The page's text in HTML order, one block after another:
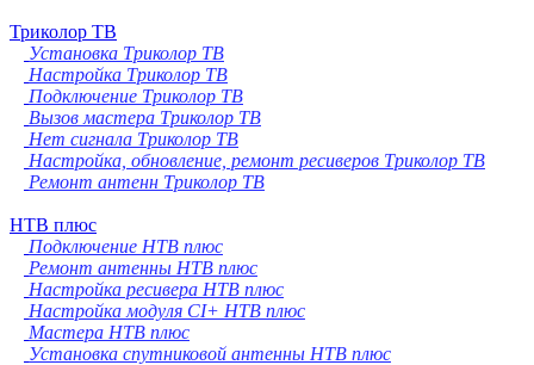
Триколор ТВ
Установка Триколор ТВ
Настройка Триколор ТВ
Подключение Триколор ТВ
Вызов мастера Триколор ТВ
Нет сигнала Триколор ТВ
Настройка, обновление, ремонт ресиверов Триколор ТВ
Ремонт антенн Триколор ТВ
НТВ плюс
Подключение НТВ плюс
Ремонт антенны НТВ плюс
Настройка ресивера НТВ плюс
Настройка модуля CI+ НТВ плюс
Мастера НТВ плюс
Установка спутниковой антенны НТВ плюс